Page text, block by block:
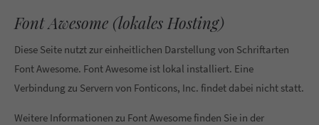
Font Awesome (lokales Hosting)
Diese Seite nutzt zur einheitlichen Darstellung von Schriftarten
Font Awesome. Font Awesome ist lokal installiert. Eine
Verbindung zu Servern von Fonticons, Inc. findet dabei nicht statt.
Weitere Informationen zu Font Awesome finden Sie in der